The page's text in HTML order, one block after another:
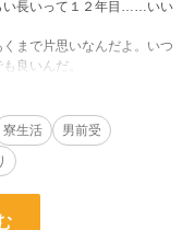
い長いって１２年目……いい
まで片思いなんだよ。いつ
良いんだ。
マジで今の状態で、俺は十
が、どんどん好きになって
寮生活
男前受